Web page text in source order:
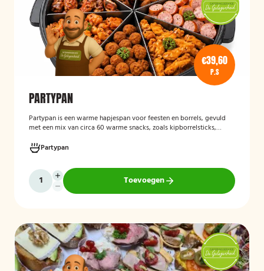
€39,60
P.S
PARTYPAN
Partypan is een warme hapjespan voor feesten en borrels, gevuld
met een mix van circa 60 warme snacks, zoals kipborrelsticks,
geleverd en hoeft alleen nog verwarmd te worden, waardoor het
een eenvoudige en praktische cateringoplossing is voor
verjaardagen, jubilea, bedrijfsfeesten en andere bijeenkomsten.
Partypan
Toevoegen